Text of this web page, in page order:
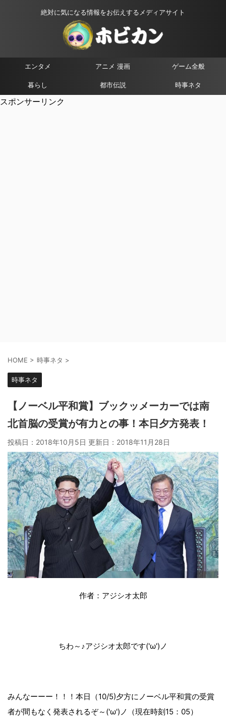
絶対に気になる情報をお伝えするメディアサイト
エンタメ アニメ 漫画 ゲーム全般
暮らし 都市伝説 時事ネタ
スポンサーリンク
HOME > 時事ネタ >
時事ネタ
【ノーベル平和賞】ブックッメーカーでは南
北首脳の受賞が有力との事！本日夕方発表！
投稿日：2018年10月5日 更新日： 2018年11月28日
作者：アジシオ太郎
ちわ～♪アジシオ太郎です('ω')ノ
みんなーーー！！！本日（10/5)夕方にノーベル平和賞の受賞
者が間もなく発表されるぞ～('ω')ノ（現在時刻15：05）